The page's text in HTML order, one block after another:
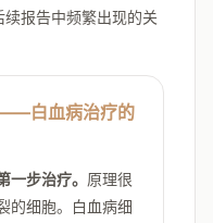
续报告中频繁出现的关
白血病治疗的
一步治疗。 原理很
的细胞。白血病细